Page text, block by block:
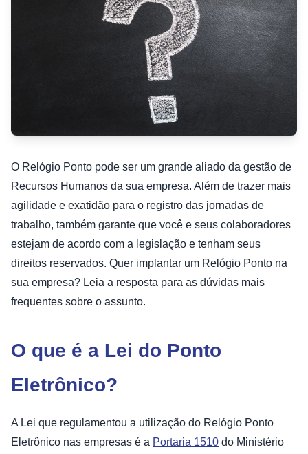
O Relógio Ponto pode ser um grande aliado da gestão de
Recursos Humanos da sua empresa. Além de trazer mais
agilidade e exatidão para o registro das jornadas de
trabalho, também garante que você e seus colaboradores
estejam de acordo com a legislação e tenham seus
direitos reservados. Quer implantar um Relógio Ponto na
sua empresa? Leia a resposta para as dúvidas mais
frequentes sobre o assunto.
O que é a Lei do Ponto
Eletrônico?
A Lei que regulamentou a utilização do Relógio Ponto
Eletrônico nas empresas é a Portaria 1510 do Ministério